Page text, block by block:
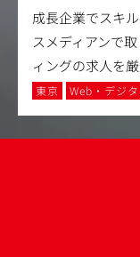
成長企業でスキ
スメディアンで
ィングの求人を
東京 Web・デジ